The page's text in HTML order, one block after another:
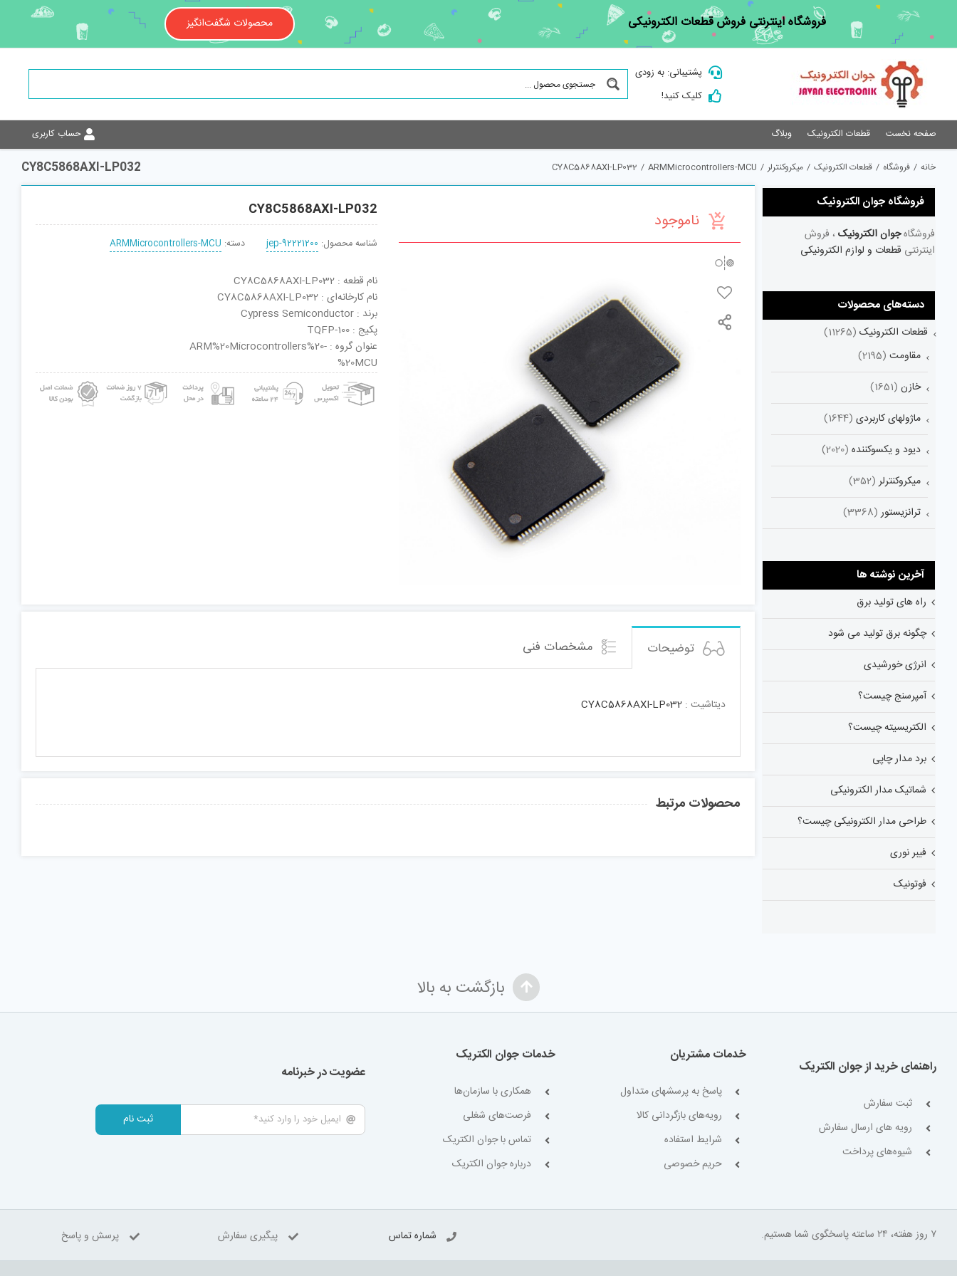
content
فروشگاه اینترنتی فروش قطعات الکترونیکی محصولات شگفت‌انگیز
پشتیبانی: به زودی
کلیک کنید!
صفحه نخست قطعات الکترونیک وبلاگ حساب کاربری
CY8C5868AXI-LP032 خانه / فروشگاه / قطعات الکترونیک / میکروکنترلر /
ARMMicrocontrollers-MCU
/
CY8C5868AXI-LP032
ناموجود CY8C5868AXI-LP032
شناسه محصول: jep-92221200 دسته: ARMMicrocontrollers-MCU
نام قطعه : CY8C5868AXI-LP032
نام کارخانه‌ای : CY8C5868AXI-LP032
برند : Cypress Semiconductor
پکیج : TQFP-100
عنوان گروه : ARM%20Microcontrollers%20-
%20MCU
توضیحات مشخصات فنی
دیتاشیت : CY8C5868AXI-LP032
محصولات مرتبط
فروشگاه جوان الکترونیک
فروشگاهجوان الکترونیک ، فروش
اینترنتی قطعات و لوازم الکترونیکی
دسته‌های محصولات
قطعات الکترونیک (11265)
مقاومت (2195)
خازن (1651)
ماژولهای کاربردی (1644)
دیود و یکسوکننده (2020)
میکروکنترلر (352)
ترانزیستور (3368)
آخرین نوشته ها
راه های تولید برق
چگونه برق تولید می شود
انرژی خورشیدی
آمپرسنج چیست؟
الکتریسیته چیست؟
برد مدار چاپی
شماتیک مدار الکترونیکی
طراحی مدار الکترونیکی چیست؟
فیبر نوری
فوتونیک
بازگشت به بالا
راهنمای خرید از جوان الکتریک
ثبت سفارش
رویه های ارسال سفارش
شیوه‌های پرداخت
خدمات مشتریان
پاسخ به پرسشهای متداول
رویه‌های بازگردانی کالا
شرایط استفاده
حریم خصوصی
خدمات جوان الکتریک
همکاری با سازمان‌ها
فرصت‌های شغلی
تماس با جوان الکتریک
درباره جوان الکتریک
عضویت در خبرنامه
ثبت نام
۷ روز هفته، ۲۴ ساعته پاسخگوی شما هستیم. شماره تماس پیگیری سفارش پرسش و پاسخ